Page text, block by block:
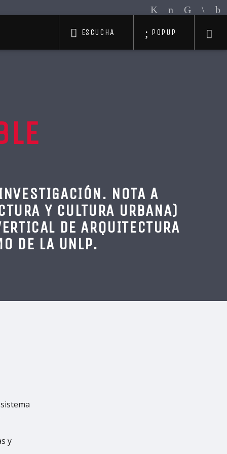
POPUP
ESCUCHA
NOTA A
Y CULTURA URBANA)
DE ARQUITECTURA
DE LA UNLP.
y